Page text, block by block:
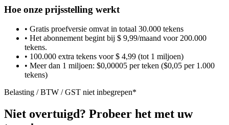
Hoe onze prijsstelling werkt
• Gratis proefversie omvat in totaal 30.000 tekens
• Het abonnement begint bij $ 9,99/maand voor 200.000
tekens.
• 100.000 extra tekens voor $ 4,99 (tot 1 miljoen)
• Meer dan 1 miljoen: $0,00005 per teken ($0,05 per 1.000
tekens)
Belasting / BTW / GST niet inbegrepen*
Niet overtuigd? Probeer het met uw